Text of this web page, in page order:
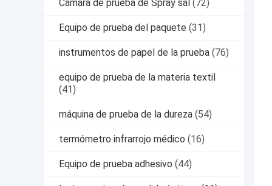
Cámara de prueba de Spray sal (72)
Equipo de prueba del paquete (31)
instrumentos de papel de la prueba (76)
equipo de prueba de la materia textil
(41)
máquina de prueba de la dureza (54)
termómetro infrarrojo médico (16)
Equipo de prueba adhesivo (44)